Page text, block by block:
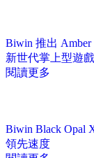
Biwin 推出 Amber
新世代掌上型遊
閱讀更多
Biwin Black Opal
領先速度